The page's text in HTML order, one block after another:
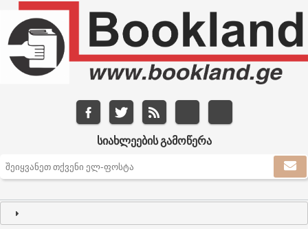
ᲡᲘᲐᲮᲚᲔᲔᲑᲘᲡ ᲒᲐᲛᲝᲬᲔᲠᲐ